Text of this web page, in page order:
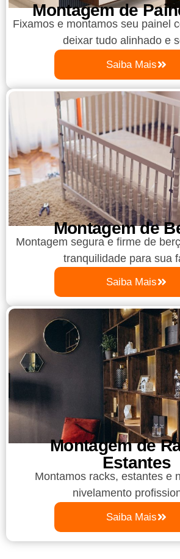
Montagem de
Fixamos e montamos seu painel
deixar tudo alinhado e
Saiba Mais
Montagem de
Montagem segura e firme de
tranquilidade para sua
Saiba Mais
Montagem de
Estantes
Montamos racks, estantes e
nivelamento
Saiba Mais